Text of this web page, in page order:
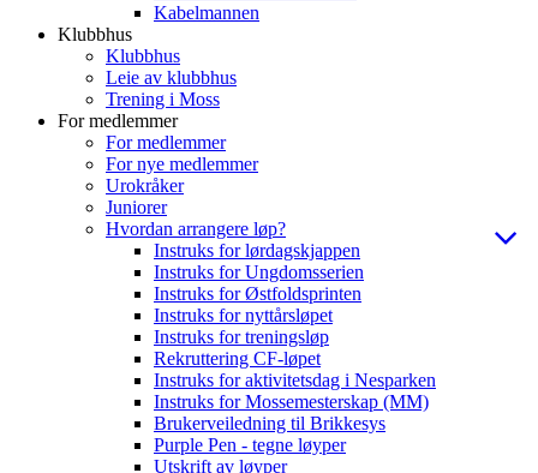
Kabelmannen
Klubbhus
Klubbhus
Leie av klubbhus
Trening i Moss
For medlemmer
For medlemmer
For nye medlemmer
Urokråker
Juniorer
Hvordan arrangere løp?
Instruks for lørdagskjappen
Instruks for Ungdomsserien
Instruks for Østfoldsprinten
Instruks for nyttårsløpet
Instruks for treningsløp
Rekruttering CF-løpet
Instruks for aktivitetsdag i Nesparken
Instruks for Mossemesterskap (MM)
Brukerveiledning til Brikkesys
Purple Pen - tegne løyper
Utskrift av løyper